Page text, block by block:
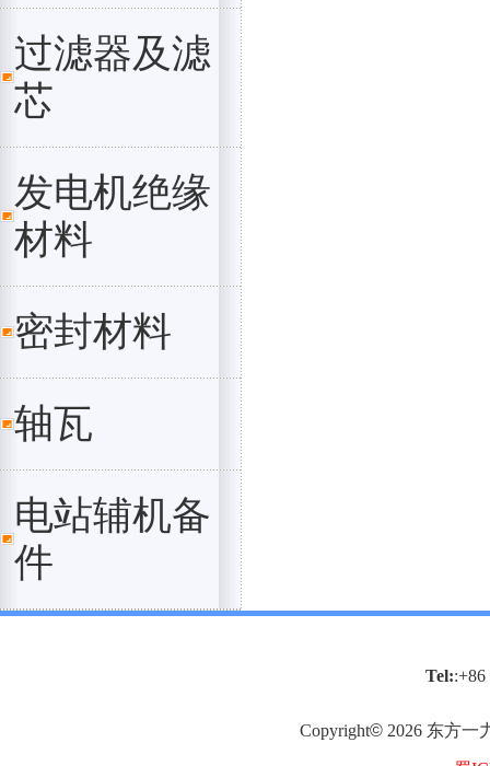
过滤器及滤
芯
发电机绝缘
材料
密封材料
轴瓦
电站辅机备
件
Tel::+86
Copyright© 2026 东方一